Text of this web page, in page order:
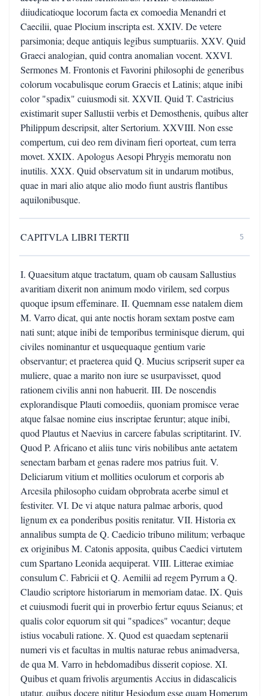
diiudicatioque locorum facta ex comoedia Menandri et
Caecilii, quae Plocium inscripta est. XXIV. De vetere
parsimonia; deque antiquis legibus sumptuariis. XXV. Quid
Graeci analogian, quid contra anomalian vocent. XXVI.
Sermones M. Frontonis et Favorini philosophi de generibus
colorum vocabulisque eorum Graecis et Latinis; atque inibi
color "spadix" cuiusmodi sit. XXVII. Quid T. Castricius
existimarit super Sallustii verbis et Demosthenis, quibus alter
Philippum descripsit, alter Sertorium. XXVIII. Non esse
compertum, cui deo rem divinam fieri oporteat, cum terra
movet. XXIX. Apologus Aesopi Phrygis memoratu non
inutilis. XXX. Quid observatum sit in undarum motibus,
quae in mari alio atque alio modo fiunt austris flantibus
aquilonibusque.
CAPITVLA LIBRI TERTII 5
I. Quaesitum atque tractatum, quam ob causam Sallustius
avaritiam dixerit non animum modo virilem, sed corpus
quoque ipsum effeminare. II. Quemnam esse natalem diem
M. Varro dicat, qui ante noctis horam sextam postve eam
nati sunt; atque inibi de temporibus terminisque dierum, qui
civiles nominantur et usquequaque gentium varie
observantur; et praeterea quid Q. Mucius scripserit super ea
muliere, quae a marito non iure se usurpavisset, quod
rationem civilis anni non habuerit. III. De noscendis
explorandisque Plauti comoediis, quoniam promisce verae
atque falsae nomine eius inscriptae feruntur; atque inibi,
quod Plautus et Naevius in carcere fabulas scriptitarint. IV.
Quod P. Africano et aliis tunc viris nobilibus ante aetatem
senectam barbam et genas radere mos patrius fuit. V.
Deliciarum vitium et mollities oculorum et corporis ab
Arcesila philosopho cuidam obprobrata acerbe simul et
festiviter. VI. De vi atque natura palmae arboris, quod
lignum ex ea ponderibus positis renitatur. VII. Historia ex
annalibus sumpta de Q. Caedicio tribuno militum; verbaque
ex originibus M. Catonis apposita, quibus Caedici virtutem
cum Spartano Leonida aequiperat. VIII. Litterae eximiae
consulum C. Fabricii et Q. Aemilii ad regem Pyrrum a Q.
Claudio scriptore historiarum in memoriam datae. IX. Quis
et cuiusmodi fuerit qui in proverbio fertur equus Seianus; et
qualis color equorum sit qui "spadices" vocantur; deque
istius vocabuli ratione. X. Quod est quaedam septenarii
numeri vis et facultas in multis naturae rebus animadversa,
de qua M. Varro in hebdomadibus disserit copiose. XI.
Quibus et quam frivolis argumentis Accius in didascalicis
utatur, quibus docere nititur Hesiodum esse quam Homerum